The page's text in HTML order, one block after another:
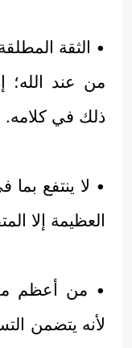
• الثقة
من عند
ذلك في كلامه.
• لا ينتفع
العظيمة إلا
• من أعظم
لأنه يتضمن